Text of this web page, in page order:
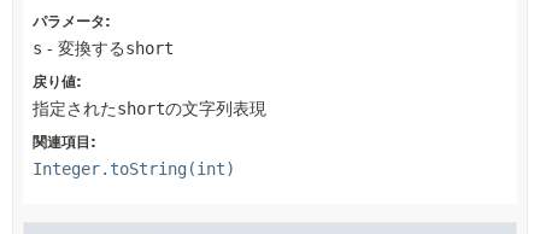
パラメータ:
s - 変換するshort
戻り値:
指定されたshortの文字列表現
関連項目:
Integer.toString(int)